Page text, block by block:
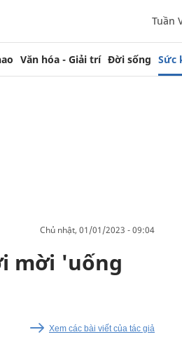
Tuần
Văn hóa - Giải trí Đời sống Sức
chủ nhật, 01/01/2023 - 09:04
mời 'uống
Xem các bài viết của tác giả